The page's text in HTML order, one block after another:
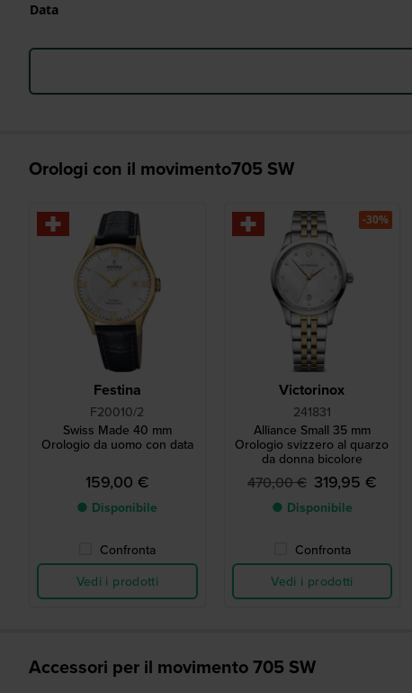
Data
Orologi con il movimento705 SW
Festina
F20010/2
Swiss Made 40 mm
Orologio da uomo con data
159,00 €
● Disponibile
Confronta
Vedi i prodotti
Victorinox
241831
Alliance Small 35 mm
Orologio svizzero al quarzo
da donna bicolore
470,00 € 319,95 €
● Disponibile
Confronta
Vedi i prodotti
-30%
Accessori per il movimento 705 SW